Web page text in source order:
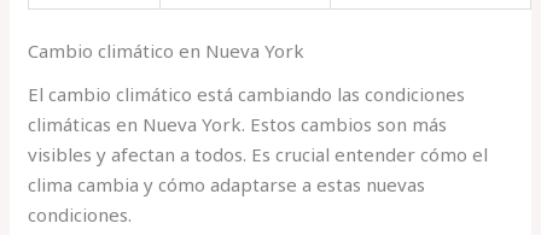
Cambio climático en Nueva York
El cambio climático está cambiando las condiciones
climáticas en Nueva York. Estos cambios son más
visibles y afectan a todos. Es crucial entender cómo el
clima cambia y cómo adaptarse a estas nuevas
condiciones.